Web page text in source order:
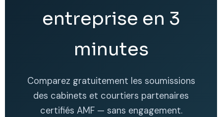
entreprise en 3
minutes
Comparez gratuitement les soumissions
des cabinets et courtiers partenaires
certifiés AMF — sans engagement.